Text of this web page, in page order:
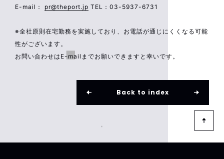
E-mail： pr@theport.jp TEL：03-5937-6731
※全社原則在宅勤務を実施しており、お電話が通じにくくなる可能
性がございます。
お問い合わせはE-mailまでお願いできますと幸いです。
Back to index